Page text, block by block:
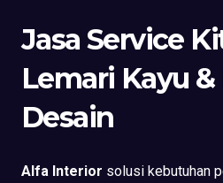
Jasa Service
Lemari Kayu
Desain
Alfa Interior solusi kebutuhan